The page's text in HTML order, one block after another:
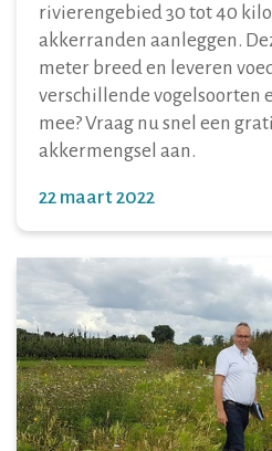
rivierengebied 30 tot 40
akkerranden aanleggen.
meter breed en leveren
verschillende vogelsoorten
mee? Vraag nu snel een
akkermengsel aan.
22 maart 2022